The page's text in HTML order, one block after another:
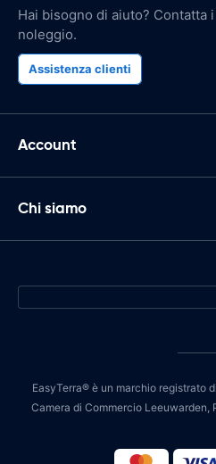
Hai bisogno di aiuto? Contatta
noleggio.
Assistenza clienti
Account
Chi siamo
EasyTerra® è un marchio registrato
Camera di Commercio Leeuwarden,